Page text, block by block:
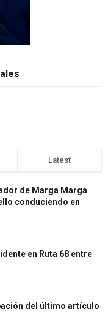
Latest
de Marga Marga
conduciendo en
en Ruta 68 entre
del último artículo